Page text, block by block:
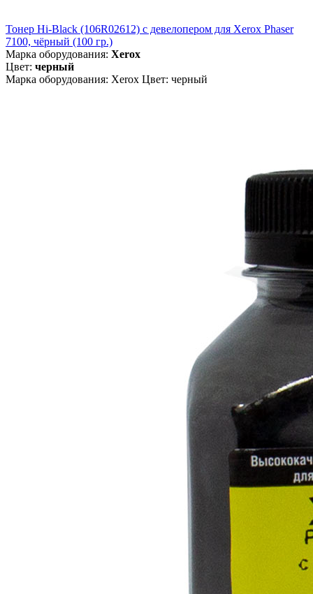
Тонер Hi-Black (106R02612) c девелопером для Xerox Phaser
7100, чёрный (100 гр.)
Марка оборудования: Xerox
Цвет: черный
Марка оборудования: Xerox Цвет: черный